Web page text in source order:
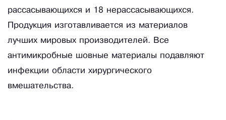
рассасывающихся и 18 нерассасывающихся.
Продукция изготавливается из материалов
лучших мировых производителей. Все
антимикробные шовные материалы подавляют
инфекции области хирургического
вмешательства.